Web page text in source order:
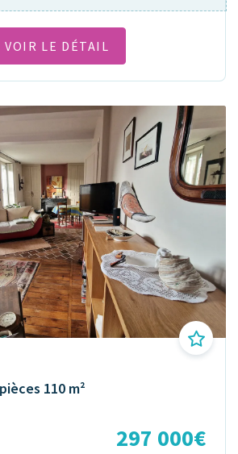
VOIR LE DÉTAIL
110 m²
297 000€